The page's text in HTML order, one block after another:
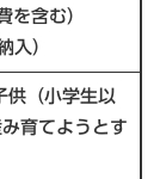
含む）
入）
供（小学生以
育てようとす